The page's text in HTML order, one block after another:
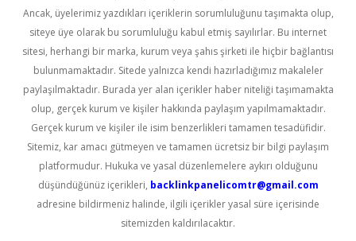
Ancak, üyelerimiz yazdıkları içeriklerin sorumluluğunu taşımakta olup,
siteye üye olarak bu sorumluluğu kabul etmiş sayılırlar. Bu internet
sitesi, herhangi bir marka, kurum veya şahıs şirketi ile hiçbir bağlantısı
bulunmamaktadır. Sitede yalnızca kendi hazırladığımız makaleler
paylaşılmaktadır. Burada yer alan içerikler haber niteliği taşımamakta
olup, gerçek kurum ve kişiler hakkında paylaşım yapılmamaktadır.
Gerçek kurum ve kişiler ile isim benzerlikleri tamamen tesadüfidir.
Sitemiz, kar amacı gütmeyen ve tamamen ücretsiz bir bilgi paylaşım
platformudur. Hukuka ve yasal düzenlemelere aykırı olduğunu
düşündüğünüz içerikleri, backlinkpanelicomtr@gmail.com
adresine bildirmeniz halinde, ilgili içerikler yasal süre içerisinde
sitemizden kaldırılacaktır.